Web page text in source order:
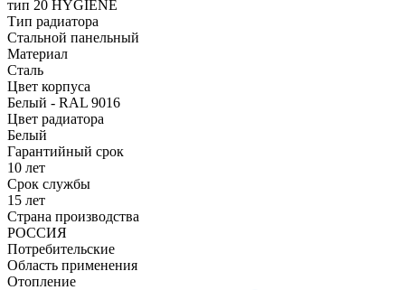
тип 20 HYGIENE
Тип радиатора
Стальной панельный
Материал
Сталь
Цвет корпуса
Белый - RAL 9016
Цвет радиатора
Белый
Гарантийный срок
10 лет
Срок службы
15 лет
Страна производства
РОССИЯ
Потребительские
Область применения
Отопление